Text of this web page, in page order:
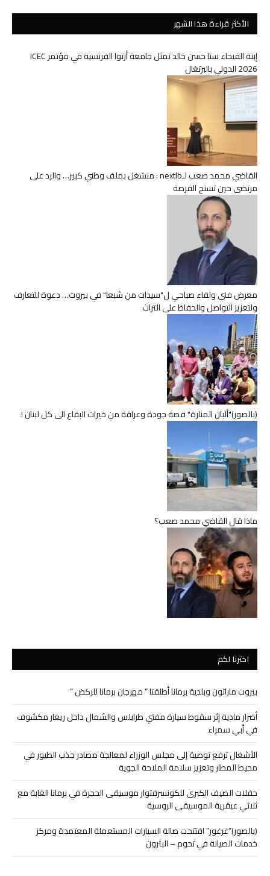
الأكثر قراءة هذا الشهر
إبنة الفيحاء سنا حسن خالد تمثل جامعة أرتوا الفرنسية في مؤتمر ICEC
2026 الدولي بالبرتغال
القاضي محمد صعب لـnextlb : منشغل بملف وطني كبير… والرد على
مرتضى حين تسنح الفرصة
معرض فني ولقاء صباحي ل"سيدات من شبعا" في بيروت… دعوة للتعارف
ولتعزيز التواصل والحفاظ على التراث
(بالصور)"ألبان المنارة" قصة جودة وعراقة من خيرات البقاع الى كل لبنان !
ماذا قال القاضي محمد صعب؟
اخترنا لكم
بيروت ماراثون وبلدية برمانا أطلقتا ” مهرجان برمانا للركض “
أضرار مادية إثر سقوط سيارة مفتي طرابلس والشمال داخل ريغار مكشوف
في أبي سمراء
الأشغال ترفع توصية إلى مجلس الوزراء لمعالجة مصادر جذب الطيور في
محيط المطار وتعزيز سلامة الملاحة الجوية
حفلات الصيف الكبرى للكونسرفتوار موسيقى الحجرة في برمانا الغابة مع
ثلاثي عبقرية الموسيقى الروسية
(بالصور)”غرغور” افتتحت صالة السيارات المستعملة المعتمدة ومركز
خدمات الصيانة في تحوم – البترون